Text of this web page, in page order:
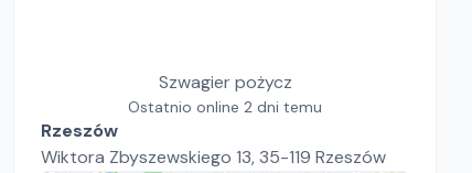
Szwagier pożycz
Ostatnio online 2 dni temu
Rzeszów
Wiktora Zbyszewskiego 13, 35-119 Rzeszów